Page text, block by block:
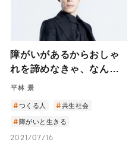
障がいがあるからおしゃ
れを諦めなきゃ、なんて
ない。
平林 景
つくる人 共生社会
障がいと生きる
2021/07/16